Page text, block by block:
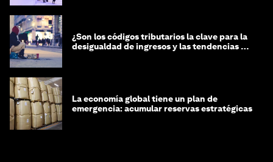
¿Son los códigos tributarios la clave para la
desigualdad de ingresos y las tendencias de
La economía global tiene un plan de
emergencia: acumular reservas estratégicas